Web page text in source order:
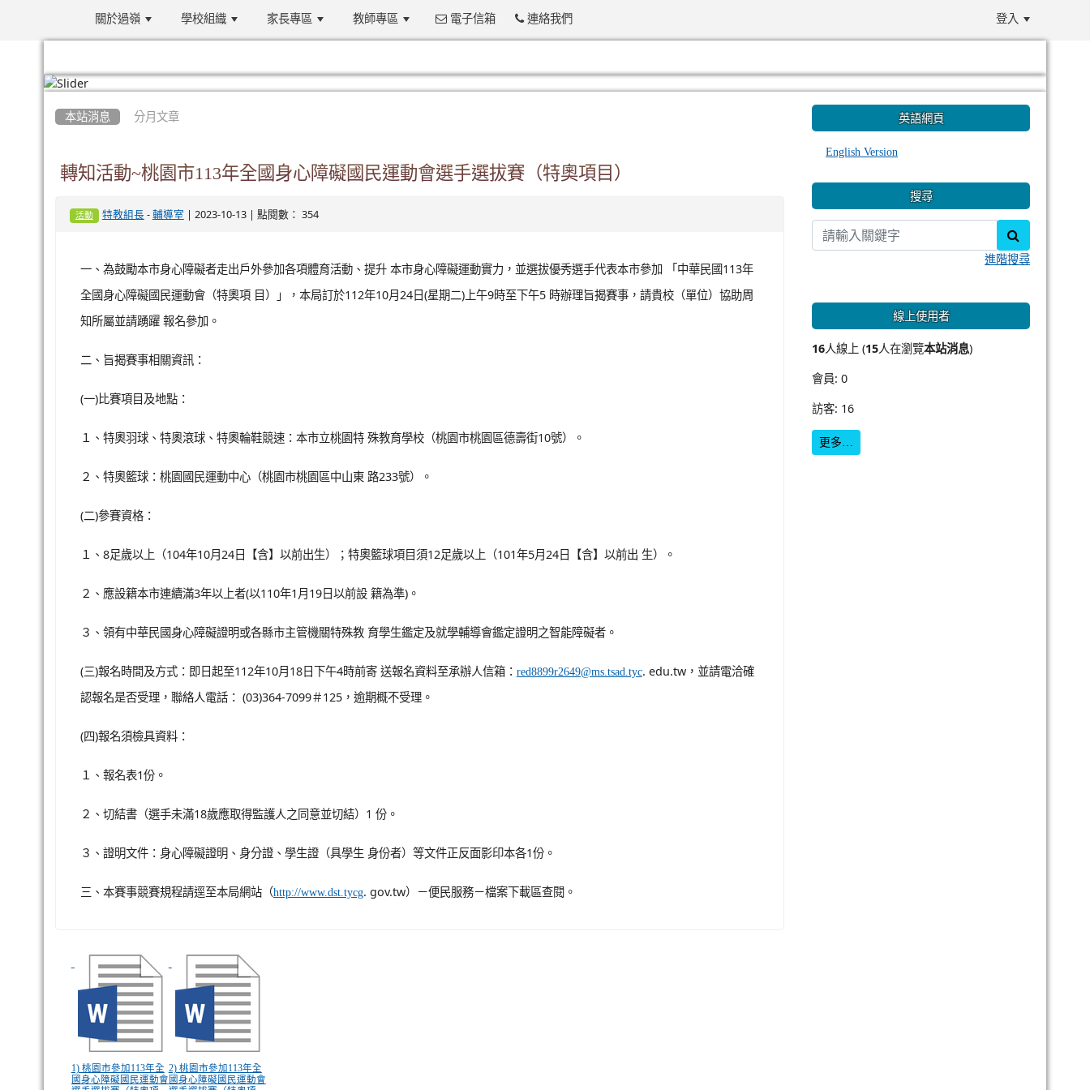
關於過嶺 學校組織 家長專區 教師專區 電子信箱 連絡我們 登入
本站消息 分月文章
轉知活動~桃園市113年全國身心障礙國民運動會選手選拔賽（特奧項目）
活動 特教組長- 輔導室 | 2023-10-13 | 點閱數： 354
一、為鼓勵本市身心障礙者走出戶外參加各項體育活動、提升 本市身心障礙運動實力，並選拔優秀選手代表本市參加 「中華民國113年
全國身心障礙國民運動會（特奧項 目）」，本局訂於112年10月24日(星期二)上午9時至下午5 時辦理旨揭賽事，請貴校（單位）協助周
知所屬並請踴躍 報名參加。
二、旨揭賽事相關資訊：
(一)比賽項目及地點：
１、特奧羽球、特奧滾球、特奧輪鞋競速：本市立桃園特 殊教育學校（桃園市桃園區德壽街10號）。
２、特奧籃球：桃園國民運動中心（桃園市桃園區中山東 路233號）。
(二)參賽資格：
１、8足歲以上（104年10月24日【含】以前出生）；特奧籃球項目須12足歲以上（101年5月24日【含】以前出 生）。
２、應設籍本市連續滿3年以上者(以110年1月19日以前設 籍為準)。
３、領有中華民國身心障礙證明或各縣市主管機關特殊教 育學生鑑定及就學輔導會鑑定證明之智能障礙者。
(三)報名時間及方式：即日起至112年10月18日下午4時前寄 送報名資料至承辦人信箱： red8899r2649@ms.tsad.tyc. edu.tw，並請電洽確
認報名是否受理，聯絡人電話： (03)364-7099＃125，逾期概不受理。
(四)報名須檢具資料：
１、報名表1份。
２、切結書（選手未滿18歲應取得監護人之同意並切結）1 份。
３、證明文件：身心障礙證明、身分證、學生證（具學生 身份者）等文件正反面影印本各1份。
三、本賽事競賽規程請逕至本局網站（http://www.dst.tycg. gov.tw）－便民服務－檔案下載區查閱。
1) 桃園市參加113年全
國身心障礙國民運動會
2) 桃園市參加113年全
國身心障礙國民運動會
英語網頁
English Version
搜尋
進階搜尋
線上使用者
16人線上 (15人在瀏覽本站消息)
會員: 0
訪客: 16
更多…